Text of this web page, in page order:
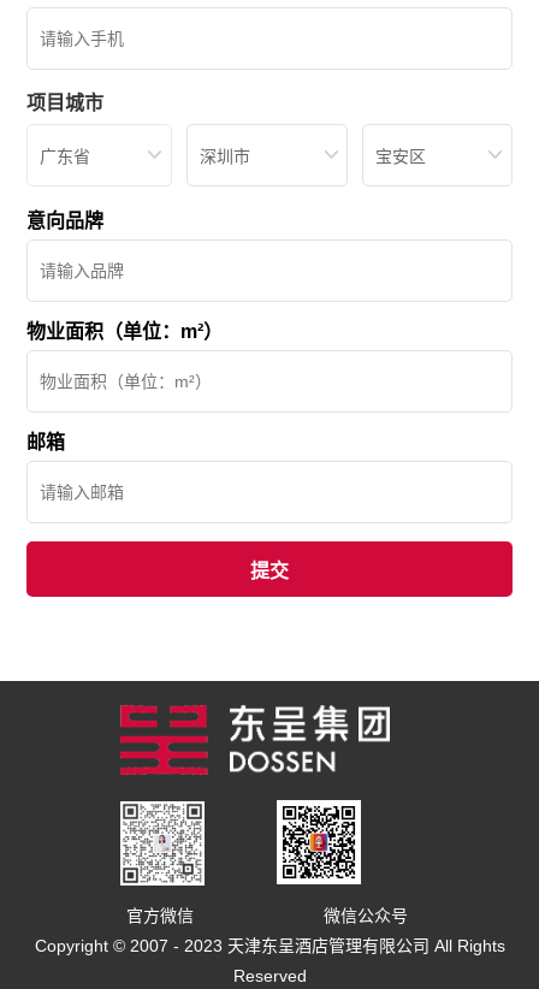
项目城市
广东省 深圳市 宝安区
意向品牌
物业面积（单位：m²）
邮箱
官方微信
微信公众号
Copyright © 2007 - 2023 天津东呈酒店管理有限公司 All Rights
Reserved